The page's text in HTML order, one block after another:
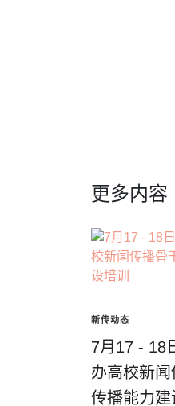
更多内容
新传动态
7月17 - 18
办高校新
传播能力建